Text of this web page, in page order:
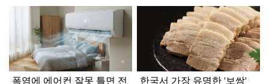
라
폭염에 에어컨 잘못 틀면 전
한국서 가장 유명한 '보쌈'